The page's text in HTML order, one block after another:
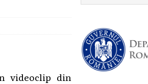
videoclip din